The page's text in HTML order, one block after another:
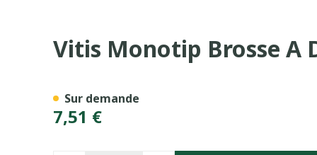
Implant 2703
Vitis Monotip Brosse A
7,51 €
Sur demande